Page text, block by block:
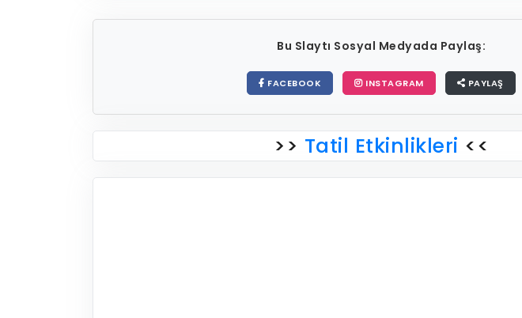
Bu Slaytı Sosyal Medyada Paylaş:
FACEBOOK INSTAGRAM PAYLAŞ
>> Tatil Etkinlikleri <<